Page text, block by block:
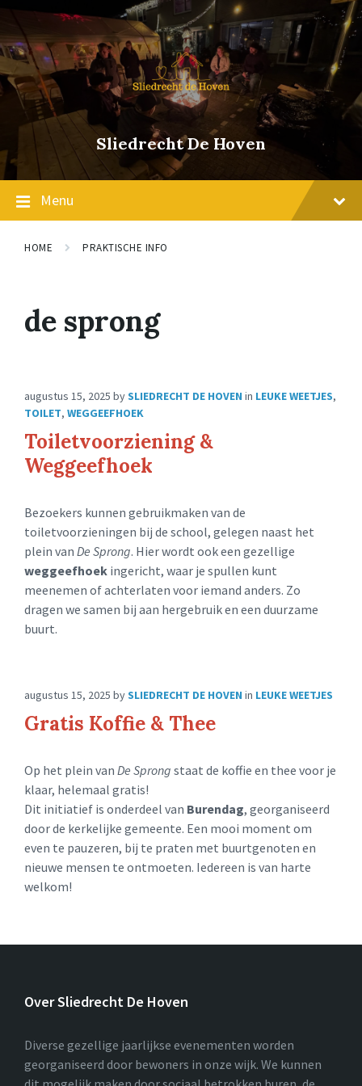
content
main
navigation
footer
Sliedrecht De Hoven
Menu
HOME PRAKTISCHE INFO
de sprong
augustus 15, 2025 bySLIEDRECHT DE HOVEN in LEUKE WEETJES,
TOILET, WEGGEEFHOEK
Toiletvoorziening &
Weggeefhoek
Bezoekers kunnen gebruikmaken van de
toiletvoorzieningen bij de school, gelegen naast het
plein van De Sprong. Hier wordt ook een gezellige
weggeefhoek ingericht, waar je spullen kunt
meenemen of achterlaten voor iemand anders. Zo
dragen we samen bij aan hergebruik en een duurzame
buurt.
augustus 15, 2025 bySLIEDRECHT DE HOVEN in LEUKE WEETJES
Gratis Koffie & Thee
Op het plein van De Sprong staat de koffie en thee voor je
klaar, helemaal gratis!
Dit initiatief is onderdeel van Burendag, georganiseerd
door de kerkelijke gemeente. Een mooi moment om
even te pauzeren, bij te praten met buurtgenoten en
nieuwe mensen te ontmoeten. Iedereen is van harte
welkom!
Over Sliedrecht De Hoven
Diverse gezellige jaarlijkse evenementen worden
georganiseerd door bewoners in onze wijk. We kunnen